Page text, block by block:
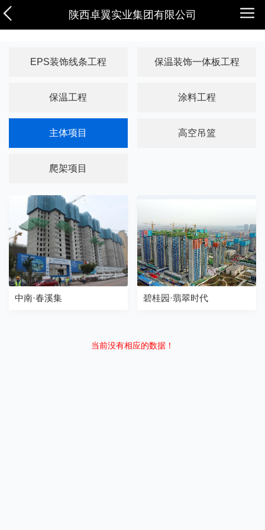
陕西卓翼实业集团有限公司
EPS装饰线条工程 保温装饰一体板工程
保温工程 涂料工程
主体项目 高空吊篮
爬架项目
中南·春溪集 碧桂园·翡翠时代
当前没有相应的数据！